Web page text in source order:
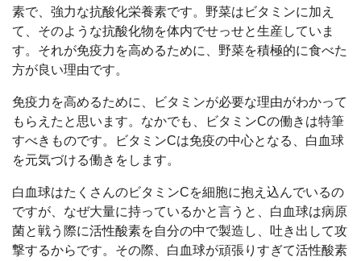
素で、強力な抗酸化栄養素です。野菜はビタミンに加え
て、そのような抗酸化物を体内でせっせと生産していま
す。それが免疫力を高めるために、野菜を積極的に食べた
方が良い理由です。
免疫力を高めるために、ビタミンが必要な理由がわかって
もらえたと思います。なかでも、ビタミンCの働きは特筆
すべきものです。ビタミンCは免疫の中心となる、白血球
を元気づける働きをします。
白血球はたくさんのビタミンCを細胞に抱え込んでいるの
ですが、なぜ大量に持っているかと言うと、白血球は病原
菌と戦う際に活性酸素を自分の中で製造し、吐き出して攻
撃するからです。その際、白血球が頑張りすぎて活性酸素